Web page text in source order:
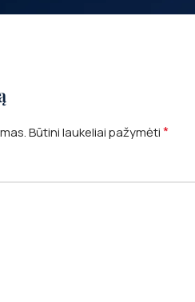
Būtini laukeliai pažymėti*